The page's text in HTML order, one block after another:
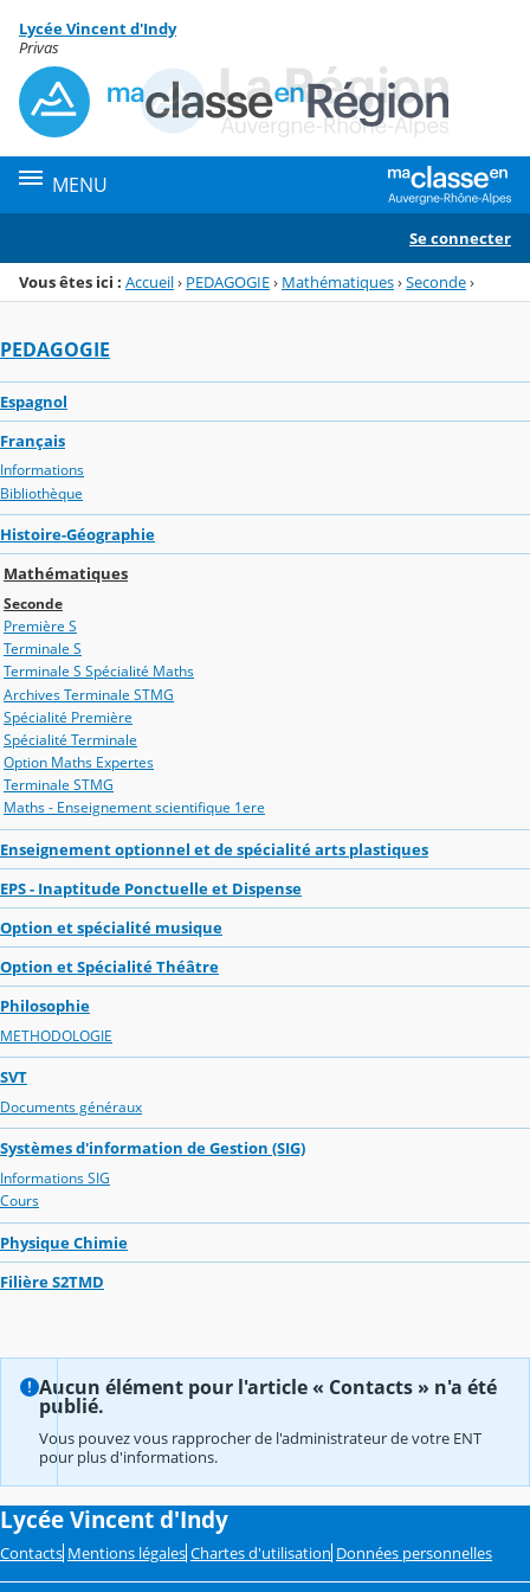
Menu de la rubrique
Contenu
Lycée Vincent d'Indy
Privas
MENU
Se connecter
Vous êtes ici : Accueil› PEDAGOGIE› Mathématiques›Seconde›
PEDAGOGIE
Espagnol
Français
Informations
Bibliothèque
Histoire-Géographie
Mathématiques
Seconde
Première S
Terminale S
Terminale S Spécialité Maths
Archives Terminale STMG
Spécialité Première
Spécialité Terminale
Option Maths Expertes
Terminale STMG
Maths - Enseignement scientifique 1ere
Enseignement optionnel et de spécialité arts plastiques
EPS - Inaptitude Ponctuelle et Dispense
Option et spécialité musique
Option et Spécialité Théâtre
Philosophie
METHODOLOGIE
SVT
Documents généraux
Systèmes d'information de Gestion (SIG)
Informations SIG
Cours
Physique Chimie
Filière S2TMD
Aucun élément pour l'article « Contacts » n'a été
publié.
Vous pouvez vous rapprocher de l'administrateur de votre ENT
pour plus d'informations.
Lycée Vincent d'Indy
Contacts Mentions légales Chartes d'utilisation Données personnelles